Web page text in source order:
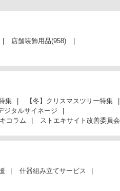
店舗装飾用品(958)
集
【冬】クリスマスツリー特集
ジタルサイネージ
コラム ストエキサイト改善委員会
什器組み立てサービス